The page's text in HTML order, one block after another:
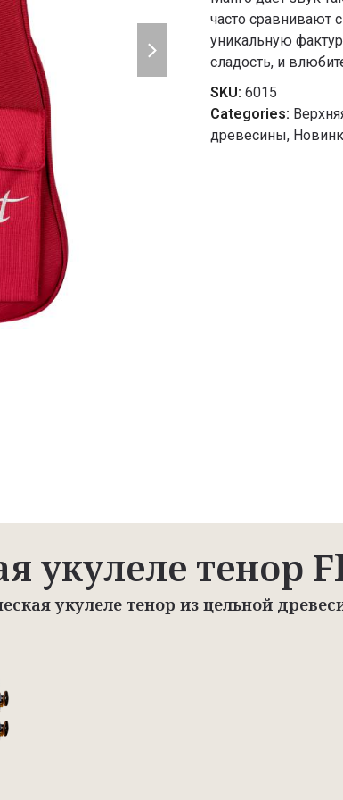
slide
часто сравнивают
уникальную
сладость, и
SKU: 6015
Categories:
древесины,
укулеле тенор
укулеле тенор из цельной